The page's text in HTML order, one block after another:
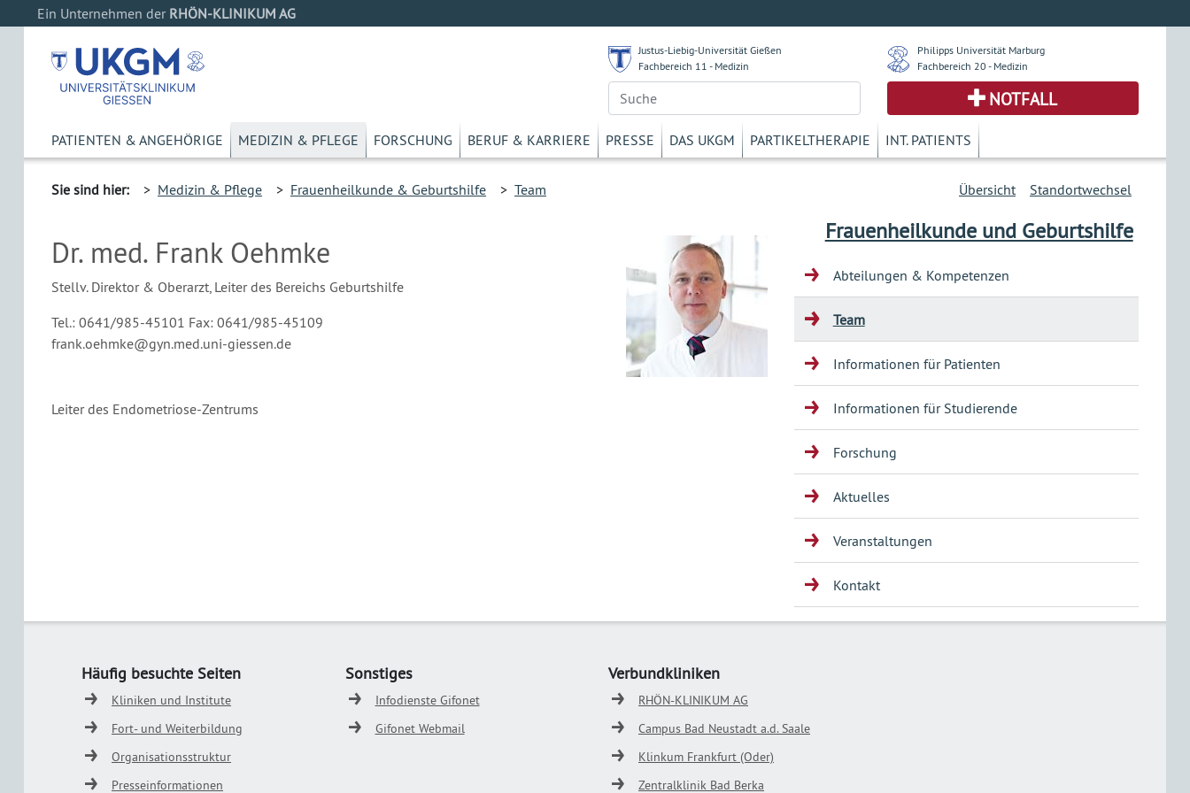
Ein Unternehmen der RHÖN-KLINIKUM AG
Justus-Liebig-Universität Gießen
Fachbereich 11 - Medizin
Philipps Universität Marburg
Fachbereich 20 - Medizin
NOTFALL
PATIENTEN & ANGEHÖRIGE MEDIZIN & PFLEGE FORSCHUNG BERUF & KARRIERE PRESSE DAS UKGM PARTIKELTHERAPIE INT. PATIENTS
Sie sind hier: > Medizin & Pflege > Frauenheilkunde & Geburtshilfe > Team Standortwechsel
Übersicht
Dr. med. Frank Oehmke
Stellv. Direktor & Oberarzt, Leiter des Bereichs Geburtshilfe
Tel.: 0641/985-45101 Fax: 0641/985-45109
frank.oehmke@gyn.med.uni-giessen.de
Leiter des Endometriose-Zentrums
Frauenheilkunde und Geburtshilfe
Abteilungen & Kompetenzen
Team
Informationen für Patienten
Informationen für Studierende
Forschung
Aktuelles
Veranstaltungen
Kontakt
Häufig besuchte Seiten
Kliniken und Institute
Fort- und Weiterbildung
Organisationsstruktur
Presseinformationen
Sonstiges
Infodienste Gifonet
Gifonet Webmail
Verbundkliniken
RHÖN-KLINIKUM AG
Campus Bad Neustadt a.d. Saale
Klinkum Frankfurt (Oder)
Zentralklinik Bad Berka